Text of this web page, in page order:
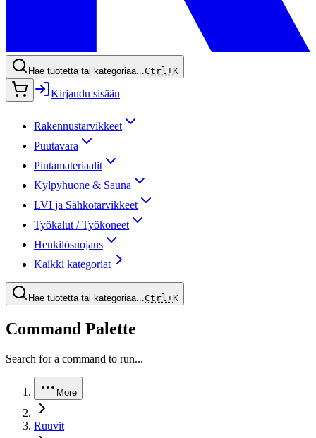
Hae tuotetta tai kategoriaa...Ctrl+K
Kirjaudu sisään
Rakennustarvikkeet
Puutavara
Pintamateriaalit
Kylpyhuone & Sauna
LVI ja Sähkötarvikkeet
Työkalut / Työkoneet
Henkilösuojaus
Kaikki kategoriat
Hae tuotetta tai kategoriaa...Ctrl+K
Command Palette
Search for a command to run...
More
Ruuvit